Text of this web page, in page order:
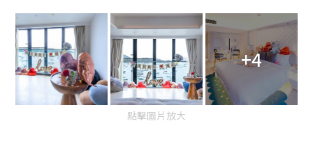
+4
點擊圖片放大